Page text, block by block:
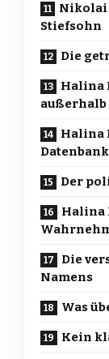
Nikolai
Stiefsohn
Die
Halina
Halina
Der
Halina
Die
Namens
Was
Kein